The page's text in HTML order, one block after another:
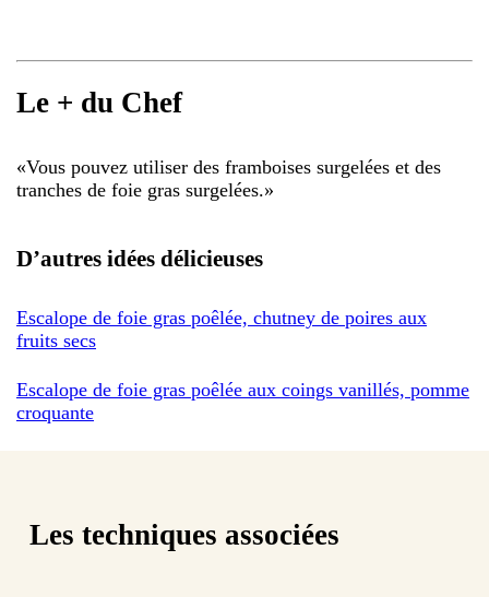
Le + du Chef
«Vous pouvez utiliser des framboises surgelées et des
tranches de foie gras surgelées.»
D’autres idées délicieuses
Escalope de foie gras poêlée, chutney de poires aux
fruits secs
Escalope de foie gras poêlée aux coings vanillés, pomme
croquante
Les techniques associées